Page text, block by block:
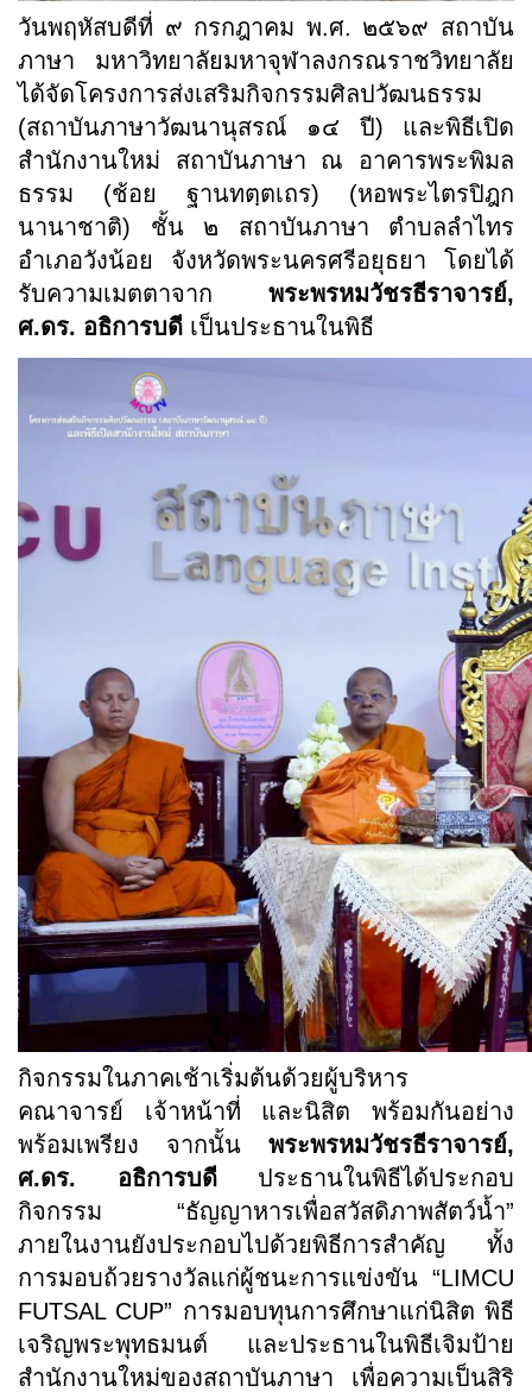
วันพฤหัสบดีที่ ๙ กรกฎาคม พ.ศ. ๒๕๖๙ สถาบัน
ภาษา มหาวิทยาลัยมหาจุฬาลงกรณราชวิทยาลัย
ได้จัดโครงการส่งเสริมกิจกรรมศิลปวัฒนธรรม
(สถาบันภาษาวัฒนานุสรณ์ ๑๔ ปี) และพิธีเปิด
สำนักงานใหม่ สถาบันภาษา ณ อาคารพระพิมล
ธรรม (ช้อย ฐานทตฺตเถร) (หอพระไตรปิฎก
นานาชาติ) ชั้น ๒ สถาบันภาษา ตำบลลำไทร
อำเภอวังน้อย จังหวัดพระนครศรีอยุธยา โดยได้
รับความเมตตาจาก พระพรหมวัชรธีราจารย์,
ศ.ดร. อธิการบดี เป็นประธานในพิธี
กิจกรรมในภาคเช้าเริ่มต้นด้วยผู้บริหาร
คณาจารย์ เจ้าหน้าที่ และนิสิต พร้อมกันอย่าง
พร้อมเพรียง จากนั้น พระพรหมวัชรธีราจารย์,
ศ.ดร. อธิการบดี ประธานในพิธีได้ประกอบ
กิจกรรม “ธัญญาหารเพื่อสวัสดิภาพสัตว์น้ำ”
ภายในงานยังประกอบไปด้วยพิธีการสำคัญ ทั้ง
การมอบถ้วยรางวัลแก่ผู้ชนะการแข่งขัน “LIMCU
FUTSAL CUP” การมอบทุนการศึกษาแก่นิสิต พิธี
เจริญพระพุทธมนต์ และประธานในพิธีเจิมป้าย
สำนักงานใหม่ของสถาบันภาษา เพื่อความเป็นสิริ